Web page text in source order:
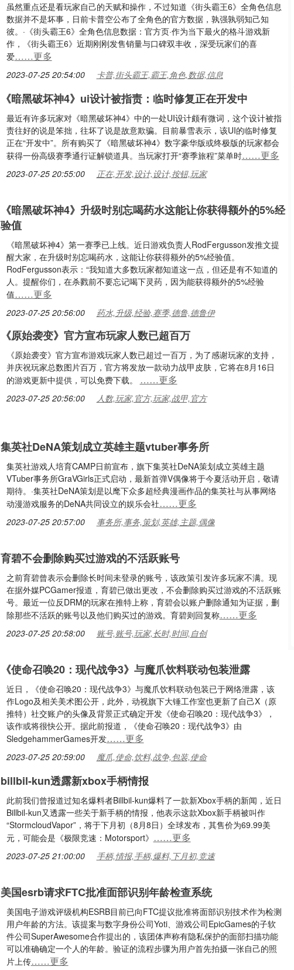
虽然重点还是看玩家自己的天赋和操作，不过知道《街头霸王6》全角色信息
数据并不是坏事，日前卡普空公布了全角色的官方数据，孰强孰弱知己知
彼。·《街头霸王6》全角色信息数据：官方页·作为当下最火的格斗游戏新
作，《街头霸王6》近期刚刚发售销量与口碑双丰收，深受玩家们的喜
爱……更多
2023-07-25 20:54:00 卡普,街头霸王,霸王,角色,数据,信息
《暗黑破坏神4》ui设计被指责：临时修复正在开发中
最近有许多玩家对《暗黑破坏神4》中的一处UI设计颇有微词，这个设计被指
责往好的说是笨拙，往坏了说是故意欺骗。目前暴雪表示，该UI的临时修复
正在“开发中”。所有购买了《暗黑破坏神4》数字豪华版或终极版的玩家都会
获得一份高级赛季通行证解锁道具。当玩家打开“赛季旅程”菜单时……更多
2023-07-25 20:55:00 正在,开发,设计,设计,按钮,玩家
《暗黑破坏神4》升级时别忘喝药水这能让你获得额外的5%经
验值
《暗黑破坏神4》第一赛季已上线。近日游戏负责人RodFergusson发推文提
醒大家，在升级时别忘喝药水，这能让你获得额外的5%经验值。
RodFergusson表示：“我知道大多数玩家都知道这一点，但还是有不知道的
人。提醒你们，在杀戮前不要忘记喝下灵药，因为能获得额外的5%经验
值……更多
2023-07-25 20:56:00 药水,升级,经验,赛季,德鲁,德鲁伊
《原始袭变》官方宣布玩家人数已超百万
《原始袭变》官方宣布游戏玩家人数已超过一百万，为了感谢玩家的支持，
并庆祝玩家总数图片百万，官方将发放一款动力战甲皮肤，它将在8月16日
的游戏更新中提供，可以免费下载。 ……更多
2023-07-25 20:56:00 人数,玩家,官方,玩家,战甲,官方
集英社DeNA策划成立英雄主题vtuber事务所
集英社游戏人培育CAMP日前宣布，旗下集英社DeNA策划成立英雄主题
VTuber事务所GraVGirls正式启动，最新首弹V偶像将于今夏活动开启，敬请
期待。·集英社DeNA策划是以麾下众多超经典漫画作品的集英社与从事网络
动漫游戏服务的DeNA共同设立的娱乐会社……更多
2023-07-25 20:57:00 事务所,事务,策划,英雄,主题,偶像
育碧不会删除购买过游戏的不活跃账号
之前育碧曾表示会删除长时间未登录的账号，该政策引发许多玩家不满。现
在据外媒PCGamer报道，育碧已做出更改，不会删除购买过游戏的不活跃账
号。最近一位反DRM的玩家在推特上称，育碧会以账户删除通知为证据，删
除那些不活跃的账号以及他们购买过的游戏。育碧则回复称……更多
2023-07-25 20:58:00 账号,账号,玩家,长时,时间,自创
《使命召唤20：现代战争3》与魔爪饮料联动包装泄露
近日，《使命召唤20：现代战争3》与魔爪饮料联动包装已于网络泄露，该
作Logo及相关美术图公开，此外，动视旗下大锤工作室也更新了自己X（原
推特）社交账户的头像及背景正式确定开发《使命召唤20：现代战争3》，
该作或将很快公开。据此前报道，《使命召唤20：现代战争3》由
SledgehammerGames开发……更多
2023-07-25 20:59:00 魔爪,使命,饮料,战争,包装,使命
billbil-kun透露新xbox手柄情报
此前我们曾报道过知名爆料者Billbil-kun爆料了一款新Xbox手柄的新闻，近日
Billbil-kun又透露一些关于新手柄的情报，他表示这款Xbox新手柄被叫作
“StormcloudVapor”，将于下月初（8月8日）全球发布，其售价为69.99美
元，可能会是《极限竞速：Motorsport》 ……更多
2023-07-25 21:00:00 手柄,情报,手柄,爆料,下月初,竞速
美国esrb请求FTC批准面部识别年龄检查系统
美国电子游戏评级机构ESRB目前已向FTC提议批准将面部识别技术作为检测
用户年龄的方法。该提案与数字身份公司Yoti、游戏公司EpicGames的子软
件公司SuperAwesome合作提出的，该团体声称有隐私保护的面部扫描功能
可以准确确定一个人的年龄。验证的流程步骤为用户首先拍摄一张自己的照
片上传……更多